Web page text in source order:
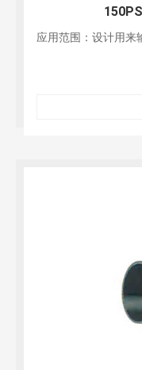
应用范围：设计用来